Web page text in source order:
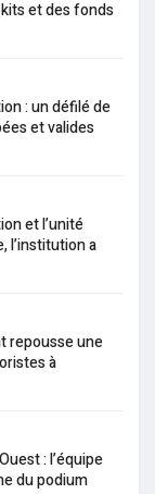
et des fonds
: un défilé de
et valides
et l’unité
l’institution a
repousse une
à
: l’équipe
du podium